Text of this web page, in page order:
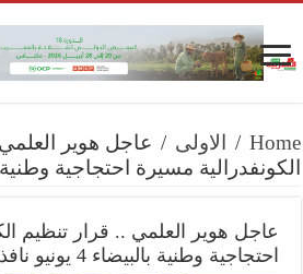
Home
/ الاولى / عاجل هوير
الكونفدرالية مسيرة احتجاجية وطنية
عاجل هوير العلمي .. قرار تنظيم
احتجاجية وطنية بالبيضاء 4 يونيو نافذ